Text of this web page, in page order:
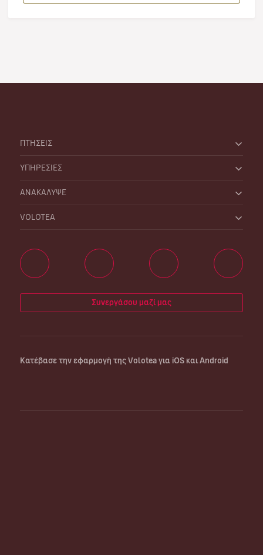
ΠΤΗΣΕΙΣ
ΥΠΗΡΕΣΙΕΣ
ΑΝΑΚΑΛΥΨΕ
VOLOTEA
Συνεργάσου μαζί μας
Κατέβασε την εφαρμογή της Volotea για iOS και Android